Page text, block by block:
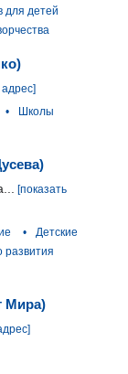
для детей
адрес]
•
Школы
[показать
•
Детские
развития
Мира)